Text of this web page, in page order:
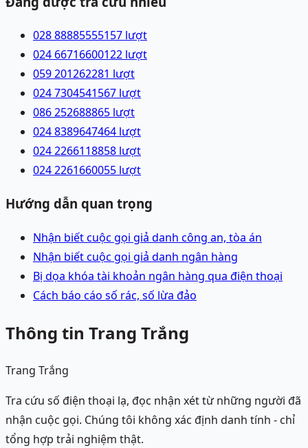
028 88885555157 lượt
024 66716600122 lượt
059 201262281 lượt
024 7304541567 lượt
086 252688865 lượt
024 8389647464 lượt
024 2266118858 lượt
024 2261660055 lượt
Hướng dẫn quan trọng
Nhận biết cuộc gọi giả danh công an, tòa án
Nhận biết cuộc gọi giả danh ngân hàng
Bị dọa khóa tài khoản ngân hàng qua điện thoại
Cách báo cáo số rác, số lừa đảo
Thông tin Trang Trắng
Trang Trắng
Tra cứu số điện thoại lạ, đọc nhận xét từ những người đã
nhận cuộc gọi. Chúng tôi không xác định danh tính - chỉ
tổng hợp trải nghiệm thật.